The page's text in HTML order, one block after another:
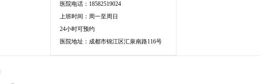
医院电话：18582519024
上班时间：周一至周日
24小时可预约
医院地址：成都市锦江区汇泉南路116号